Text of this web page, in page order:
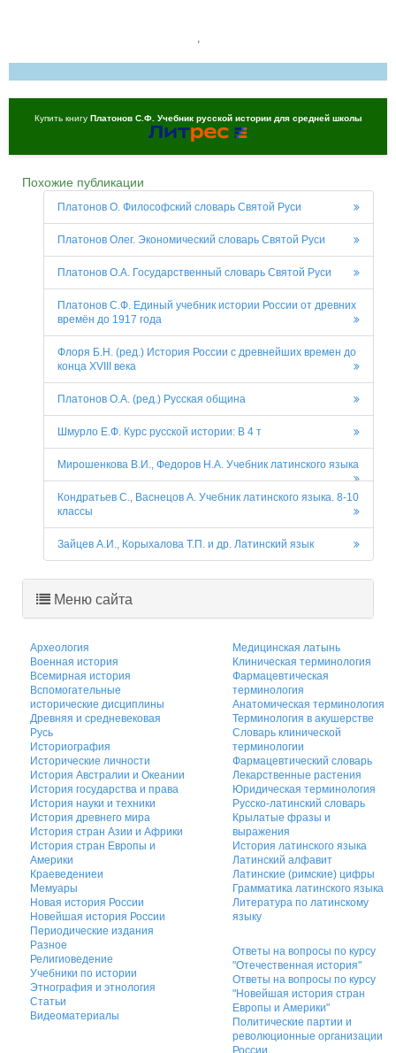
,
Купить книгу Платонов С.Ф. Учебник русской истории для средней школы
Похожие публикации
Платонов О. Философский словарь Святой Руси
Платонов Олег. Экономический словарь Святой Руси
Платонов О.А. Государственный словарь Святой Руси
Платонов С.Ф. Единый учебник истории России от древних
времён до 1917 года
Флоря Б.Н. (ред.) История России с древнейших времен до
конца XVIII века
Платонов О.А. (ред.) Русская община
Шмурло Е.Ф. Курс русской истории: В 4 т
Мирошенкова В.И., Федоров Н.А. Учебник латинского языка
Кондратьев С., Васнецов А. Учебник латинского языка. 8-10
классы
Зайцев А.И., Корыхалова Т.П. и др. Латинский язык
Меню сайта
Археология
Военная история
Всемирная история
Вспомогательные
исторические дисциплины
Древняя и средневековая
Русь
Историография
Исторические личности
История Австралии и Океании
История государства и права
История науки и техники
История древнего мира
История стран Азии и Африки
История стран Европы и
Америки
Краеведениеи
Мемуары
Новая история России
Новейшая история России
Периодические издания
Разное
Религиоведение
Учебники по истории
Этнография и этнология
Статьи
Видеоматериалы
Медицинская латынь
Клиническая терминология
Фармацевтическая
терминология
Анатомическая терминология
Терминология в акушерстве
Словарь клинической
терминологии
Фармацевтический словарь
Лекарственные растения
Юридическая терминология
Русско-латинский словарь
Крылатые фразы и
выражения
История латинского языка
Латинский алфавит
Латинские (римские) цифры
Грамматика латинского языка
Литература по латинскому
языку
Ответы на вопросы по курсу
"Отечественная история"
Ответы на вопросы по курсу
"Новейшая история стран
Европы и Америки"
Политические партии и
революционные организации
России